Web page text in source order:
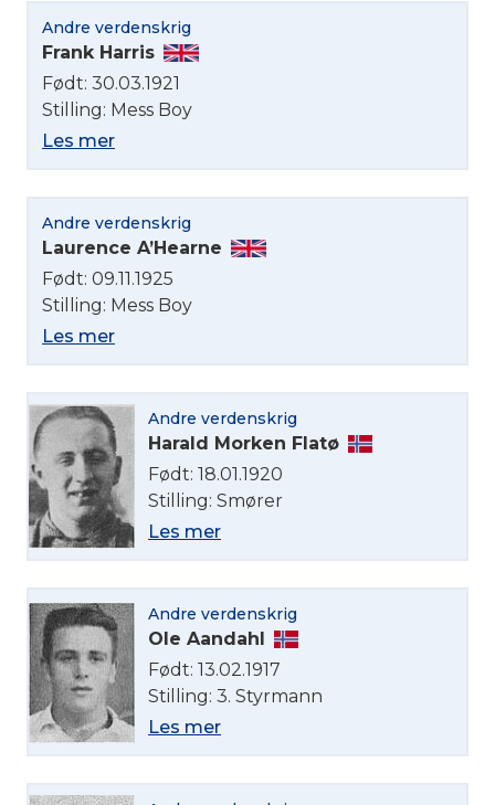
Andre verdenskrig
Frank Harris
Født: 30.03.1921
Stilling: Mess Boy
Les mer
Andre verdenskrig
Laurence A’Hearne
Født: 09.11.1925
Stilling: Mess Boy
Les mer
Andre verdenskrig
Harald Morken Flatø
Født: 18.01.1920
Stilling: Smører
Les mer
Andre verdenskrig
Ole Aandahl
Født: 13.02.1917
Stilling: 3. Styrmann
Les mer